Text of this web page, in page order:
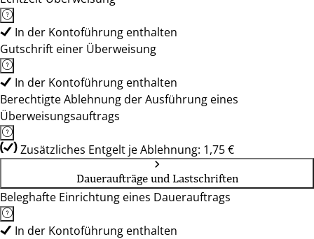
In der Kontoführung enthalten
Gutschrift einer Überweisung
In der Kontoführung enthalten
Berechtigte Ablehnung der Ausführung eines
Überweisungsauftrags
Zusätzliches Entgelt je Ablehnung: 1,75 €
Daueraufträge und Lastschriften
Beleghafte Einrichtung eines Dauerauftrags
In der Kontoführung enthalten